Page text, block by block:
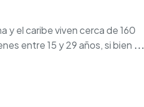
y el caribe viven cerca de 160
entre 15 y 29 años, si bien ...